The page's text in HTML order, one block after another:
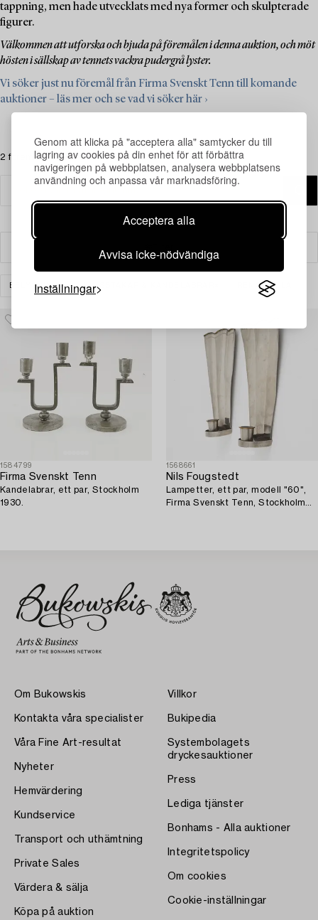
Genom att klicka på "acceptera alla" samtycker du till
lagring av cookies på din enhet för att förbättra
navigeringen på webbplatsen, analysera webbplatsens
användning och anpassa vår marknadsföring.
Acceptera alla
Avvisa icke-nödvändiga
Inställningar
tappning, men hade utvecklats med nya former och skulpterade
figurer.
Välkommen att utforska och bjuda på föremålen i denna auktion, och möt
hösten i sällskap av tennets vackra pudergrå lyster.
Vi söker just nu föremål från Firma Svenskt Tenn till komande
auktioner – läs mer och se vad vi söker här ›
2 föremål
BELYSNING LJUSSTAKAR & KANDELABRAR RENSA ALLA
1584799
Firma Svenskt Tenn
Kandelabrar, ett par, Stockholm
1930.
1568661
Nils Fougstedt
Lampetter, ett par, modell "60",
Firma Svenskt Tenn, Stockholm
Om Bukowskis
Kontakta våra specialister
Våra Fine Art-resultat
Nyheter
Hemvärdering
Kundservice
Transport och uthämtning
Private Sales
Värdera & sälja
Köpa på auktion
Villkor
Bukipedia
Systembolagets
dryckesauktioner
Press
Lediga tjänster
Bonhams - Alla auktioner
Integritetspolicy
Om cookies
Cookie-inställningar